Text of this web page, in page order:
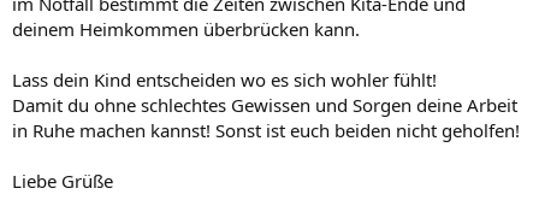
deinem Heimkommen überbrücken kann.
Lass dein Kind entscheiden wo es sich wohler fühlt!
Damit du ohne schlechtes Gewissen und Sorgen deine Arbeit
in Ruhe machen kannst! Sonst ist euch beiden nicht geholfen!
Liebe Grüße